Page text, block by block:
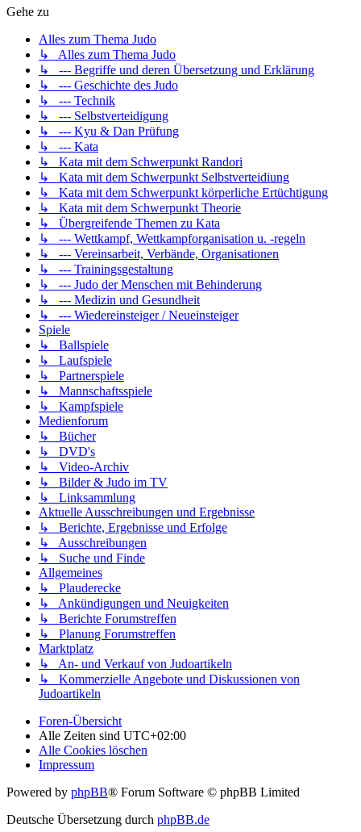
Gehe zu
Alles zum Thema Judo
↳ Alles zum Thema Judo
↳ --- Begriffe und deren Übersetzung und Erklärung
↳ --- Geschichte des Judo
↳ --- Technik
↳ --- Selbstverteidigung
↳ --- Kyu & Dan Prüfung
↳ --- Kata
↳ Kata mit dem Schwerpunkt Randori
↳ Kata mit dem Schwerpunkt Selbstverteidiung
↳ Kata mit dem Schwerpunkt körperliche Ertüchtigung
↳ Kata mit dem Schwerpunkt Theorie
↳ Übergreifende Themen zu Kata
↳ --- Wettkampf, Wettkampforganisation u. -regeln
↳ --- Vereinsarbeit, Verbände, Organisationen
↳ --- Trainingsgestaltung
↳ --- Judo der Menschen mit Behinderung
↳ --- Medizin und Gesundheit
↳ --- Wiedereinsteiger / Neueinsteiger
Spiele
↳ Ballspiele
↳ Laufspiele
↳ Partnerspiele
↳ Mannschaftsspiele
↳ Kampfspiele
Medienforum
↳ Bücher
↳ DVD's
↳ Video-Archiv
↳ Bilder & Judo im TV
↳ Linksammlung
Aktuelle Ausschreibungen und Ergebnisse
↳ Berichte, Ergebnisse und Erfolge
↳ Ausschreibungen
↳ Suche und Finde
Allgemeines
↳ Plauderecke
↳ Ankündigungen und Neuigkeiten
↳ Berichte Forumstreffen
↳ Planung Forumstreffen
Marktplatz
↳ An- und Verkauf von Judoartikeln
↳ Kommerzielle Angebote und Diskussionen von
Judoartikeln
Foren-Übersicht
Alle Zeiten sind UTC+02:00
Alle Cookies löschen
Impressum
Powered by phpBB® Forum Software © phpBB Limited
Deutsche Übersetzung durch phpBB.de